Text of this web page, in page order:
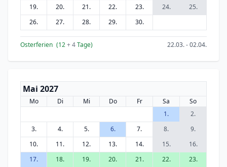
19.
20. 21. 22. 23. 24.
25.
26.
27. 28. 29. 30.
Osterferien (12+ 4Tage) 22.03. - 02.04.
Mai 2027
Mo Di Mi Do Fr Sa
So
1.
2.
3.
4. 5. 6. 7. 8.
9.
10.
11. 12. 13. 14. 15.
16.
17.
18. 19. 20. 21. 22. 23.